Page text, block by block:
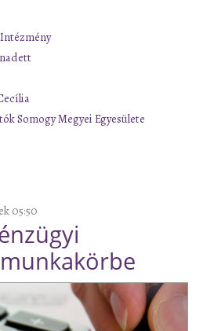
Somogy Megyei Egyesülete
05:50